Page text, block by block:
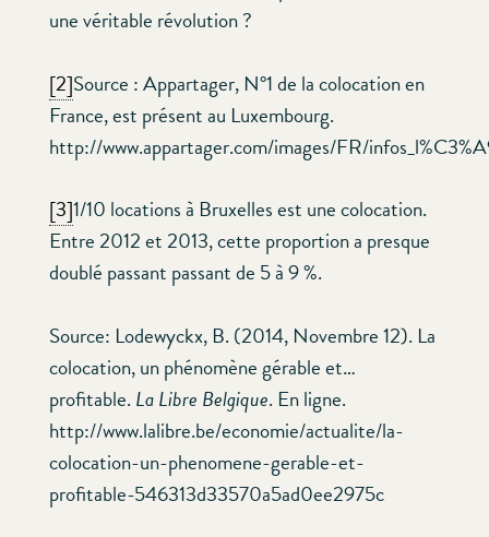
une véritable révolution ?
[2]Source : Appartager, N°1 de la colocation en
France, est présent au Luxembourg.
http://www.appartager.com/images/FR/
[3]1/10 locations à Bruxelles est une colocation.
Entre 2012 et 2013, cette proportion a presque
doublé passant passant de 5 à 9 %.
Source: Lodewyckx, B. (2014, Novembre 12). La
colocation, un phénomène gérable et…
profitable. La Libre Belgique. En ligne.
http://www.lalibre.be/economie/actualite/la-
colocation-un-phenomene-gerable-et-
profitable-546313d33570a5ad0ee2975c